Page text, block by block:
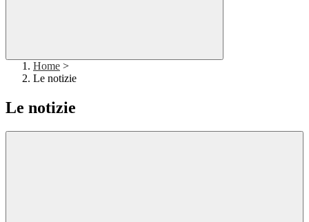
Home >
Le notizie
Le notizie